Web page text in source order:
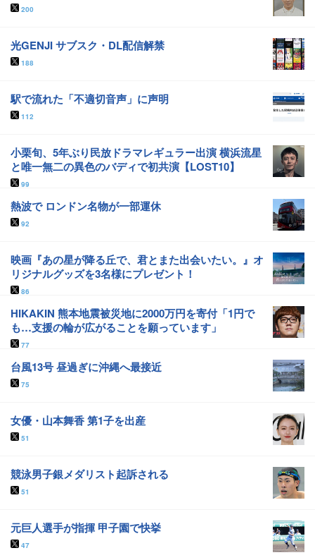
200
光GENJI サブスク・DL配信解禁
188
駅で流れた「不適切音声」に声明
112
小栗旬、5年ぶり民放ドラマレギュラー出演 横浜流星
と唯一無二の異色のバディで初共演【LOST10】
99
熱波で ロンドン名物が一部運休
92
映画『あの星が降る丘で、君とまた出会いたい。』オ
リジナルグッズを3名様にプレゼント！
86
HIKAKIN 熊本地震被災地に2000万円を寄付「1円で
も…支援の輪が広がることを願っています」
77
台風13号 昼過ぎに沖縄へ最接近
75
女優・山本舞香 第1子を出産
51
競泳男子銀メダリスト起訴される
51
元巨人選手が指揮 甲子園で快挙
47